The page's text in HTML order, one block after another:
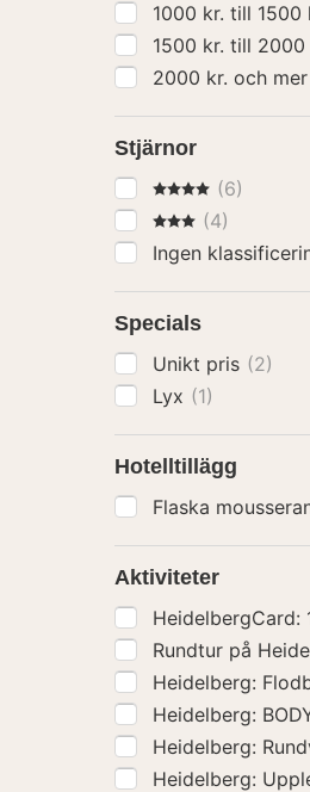
1000 kr. till
1500 kr. till
2000 kr. och mer
Stjärnor
4 Stjärnor
(6)
3 Stjärnor
(4)
Ingen
Specials
Unikt pris (2)
Lyx (1)
Hotelltillägg
Flaska
Aktiviteter
Rundtur på
Heidelberg:
Heidelberg:
Heidelberg:
Heidelberg: